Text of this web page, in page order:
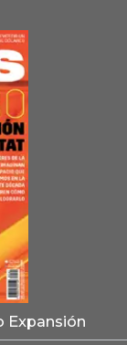
Expansión